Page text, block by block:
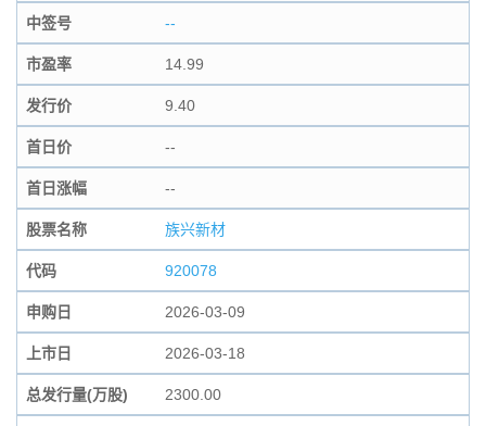
中签号 --
市盈率 14.99
发行价 9.40
首日价 --
首日涨幅 --
股票名称 族兴新材
代码 920078
申购日 2026-03-09
上市日 2026-03-18
总发行量(万股) 2300.00